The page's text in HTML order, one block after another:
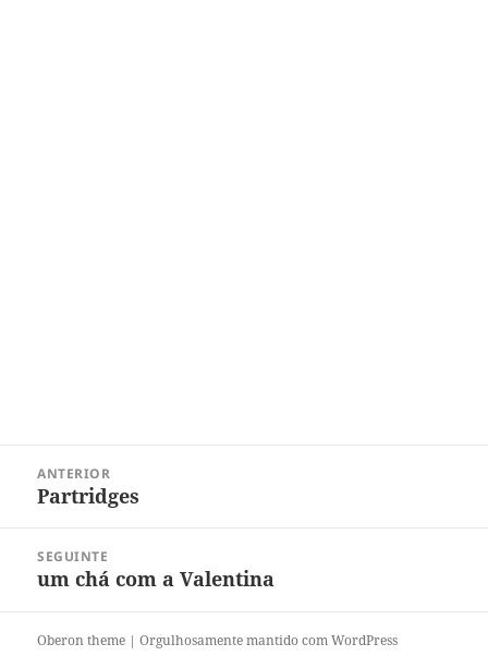
ANTERIOR
Post
Partridges
SEGUINTE
Próximo
um chá com a Valentina
Oberon theme |Orgulhosamente mantido com WordPress